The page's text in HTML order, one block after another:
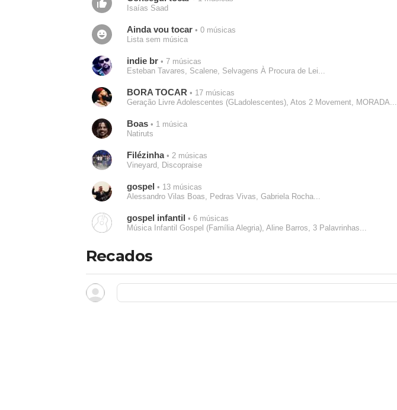
Isaías Saad
Ainda vou tocar• 0 músicas
Lista sem música
indie br• 7 músicas
Esteban Tavares, Scalene, Selvagens À Procura de Lei...
BORA TOCAR• 17 músicas
Geração Livre Adolescentes (GLadolescentes), Atos 2 Movement, MORADA...
Boas• 1 música
Natiruts
Filézinha• 2 músicas
Vineyard, Discopraise
gospel • 13 músicas
Alessandro Vilas Boas, Pedras Vivas, Gabriela Rocha...
gospel infantil • 6 músicas
Música Infantil Gospel (Família Alegria), Aline Barros, 3 Palavrinhas...
Recados